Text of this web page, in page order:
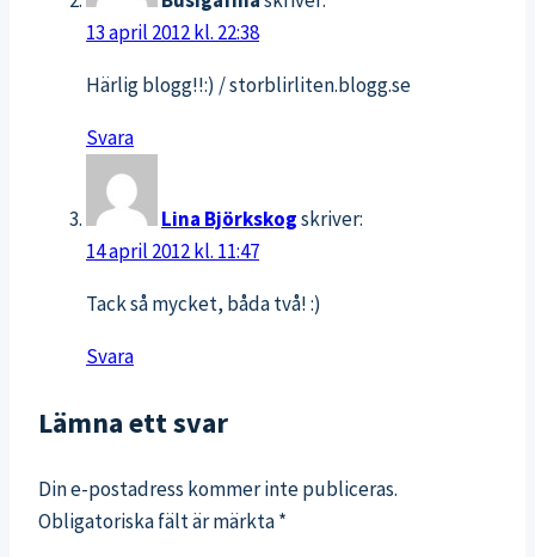
13 april 2012 kl. 22:38
Härlig blogg!!:) / storblirliten.blogg.se
Svara
Lina Björkskogskriver:
14 april 2012 kl. 11:47
Tack så mycket, båda två! :)
Svara
Lämna ett svar
Din e-postadress kommer inte publiceras.
Obligatoriska fält är märkta*